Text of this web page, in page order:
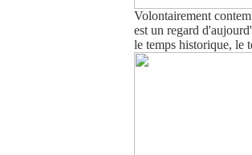
Volontairement
estun regard
le temps historique, le